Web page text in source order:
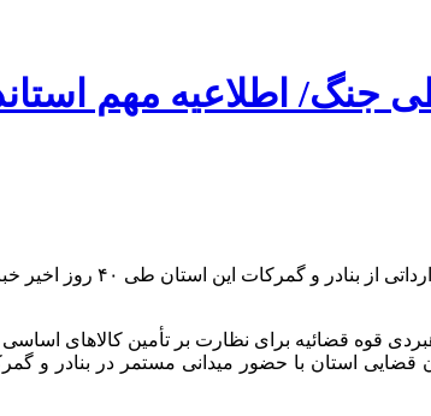
قوه قضائیه برای نظارت بر تأمین کالا‌های
قضایی استان با حضور میدانی مستمر در بنادر و